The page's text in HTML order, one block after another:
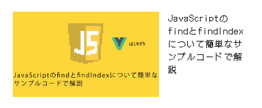
JavaScriptの
findとfindIndex
について簡単なサ
ンプルコードで解
説